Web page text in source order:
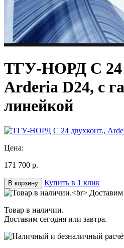
ТГУ-НОРД С 24
Arderia D24, с
линейкой
Цена:
171 700 р.
В корзину Купить в 1 клик
Товар в наличии.
Доставим сегодня или завтра.